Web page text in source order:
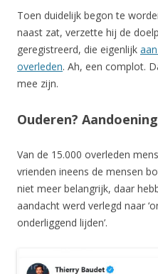
Toen duidelijk begon te
naast zat, verzette hij de
geregistreerd, die eigenlijk
overleden. Ah, een complot.
mee zijn.
Ouderen?
Van de 15.000 overleden
vrienden ineens de mensen
niet meer belangrijk, daar
aandacht werd verlegd naar
onderliggend lijden’.